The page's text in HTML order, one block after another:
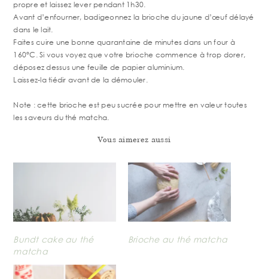
propre et laissez lever pendant 1h30.
Avant d’enfourner, badigeonnez la brioche du jaune d’œuf délayé
dans le lait.
Faites cuire une bonne quarantaine de minutes dans un four à
160°C. Si vous voyez que votre brioche commence à trop dorer,
déposez dessus une feuille de papier aluminium.
Laissez-la tiédir avant de la démouler.
Note : cette brioche est peu sucrée pour mettre en valeur toutes
les saveurs du thé matcha.
Vous aimerez aussi
Bundt cake au thé
matcha
Brioche au thé matcha